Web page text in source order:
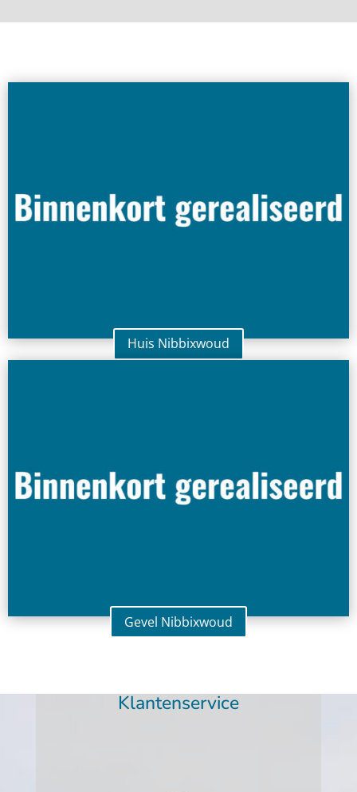
Huis Nibbixwoud
Gevel Nibbixwoud
Klantenservice